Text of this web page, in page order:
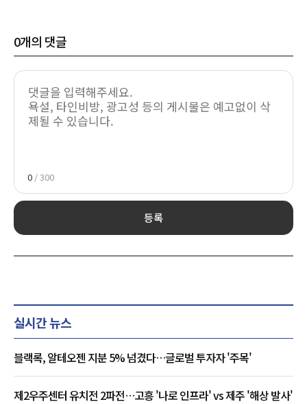
0개의 댓글
0 / 300
등록
실시간 뉴스
블랙록, 알테오젠 지분 5% 넘겼다…글로벌 투자자 '주목'
제2우주센터 유치전 2파전…고흥 '나로 인프라' vs 제주 '해상 발사'